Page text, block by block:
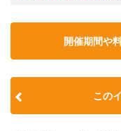
開催期間や
この